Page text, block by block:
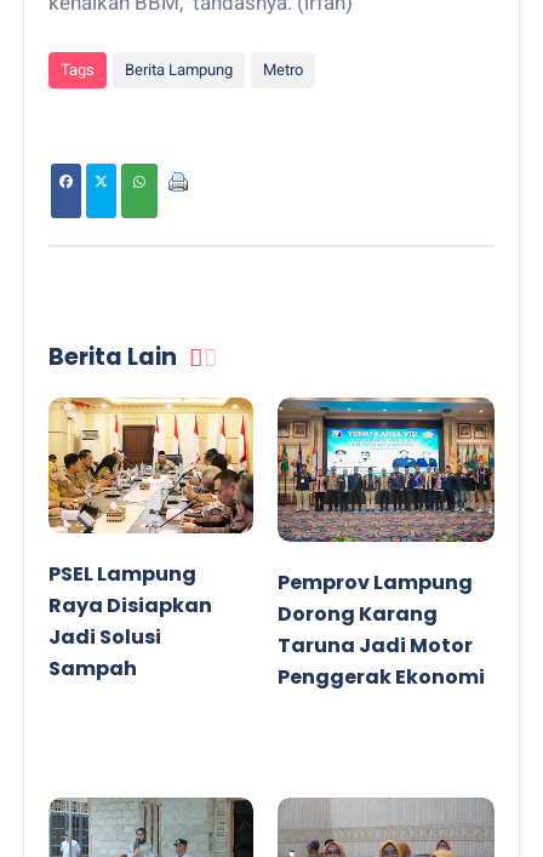
Tags Berita Lampung Metro
Berita Lain
PSEL Lampung
Raya Disiapkan
Jadi Solusi
Sampah
Pemprov Lampung
Dorong Karang
Taruna Jadi Motor
Penggerak Ekonomi